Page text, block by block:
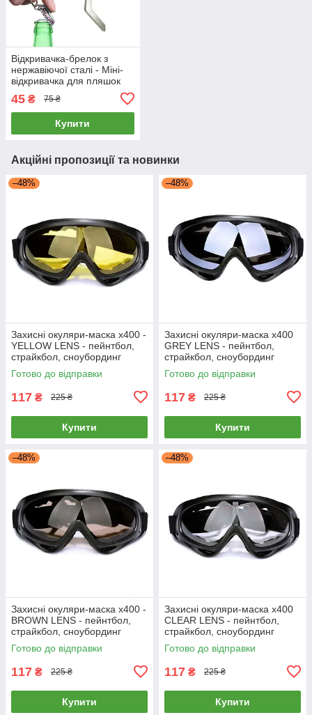
Відкривачка-брелок з
нержавіючої сталі - Міні-
відкривачка для пляшок
45 ₴ 75 ₴
Купити
Акційні пропозиції та новинки
–48%
Захисні окуляри-маска x400 -
YELLOW LENS - пейнтбол,
страйкбол, сноубординг
Готово до відправки
117 ₴ 225 ₴
Купити
–48%
Захисні окуляри-маска x400
GREY LENS - пейнтбол,
страйкбол, сноубординг
Готово до відправки
117 ₴ 225 ₴
Купити
–48%
Захисні окуляри-маска x400 -
BROWN LENS - пейнтбол,
страйкбол, сноубординг
Готово до відправки
117 ₴ 225 ₴
Купити
–48%
Захисні окуляри-маска x400
CLEAR LENS - пейнтбол,
страйкбол, сноубординг
Готово до відправки
117 ₴ 225 ₴
Купити